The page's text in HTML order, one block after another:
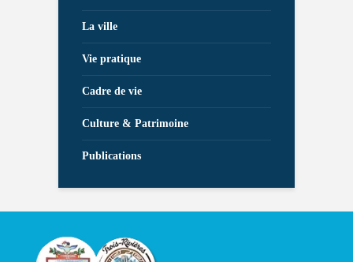
La ville
Vie pratique
Cadre de vie
Culture & Patrimoine
Publications